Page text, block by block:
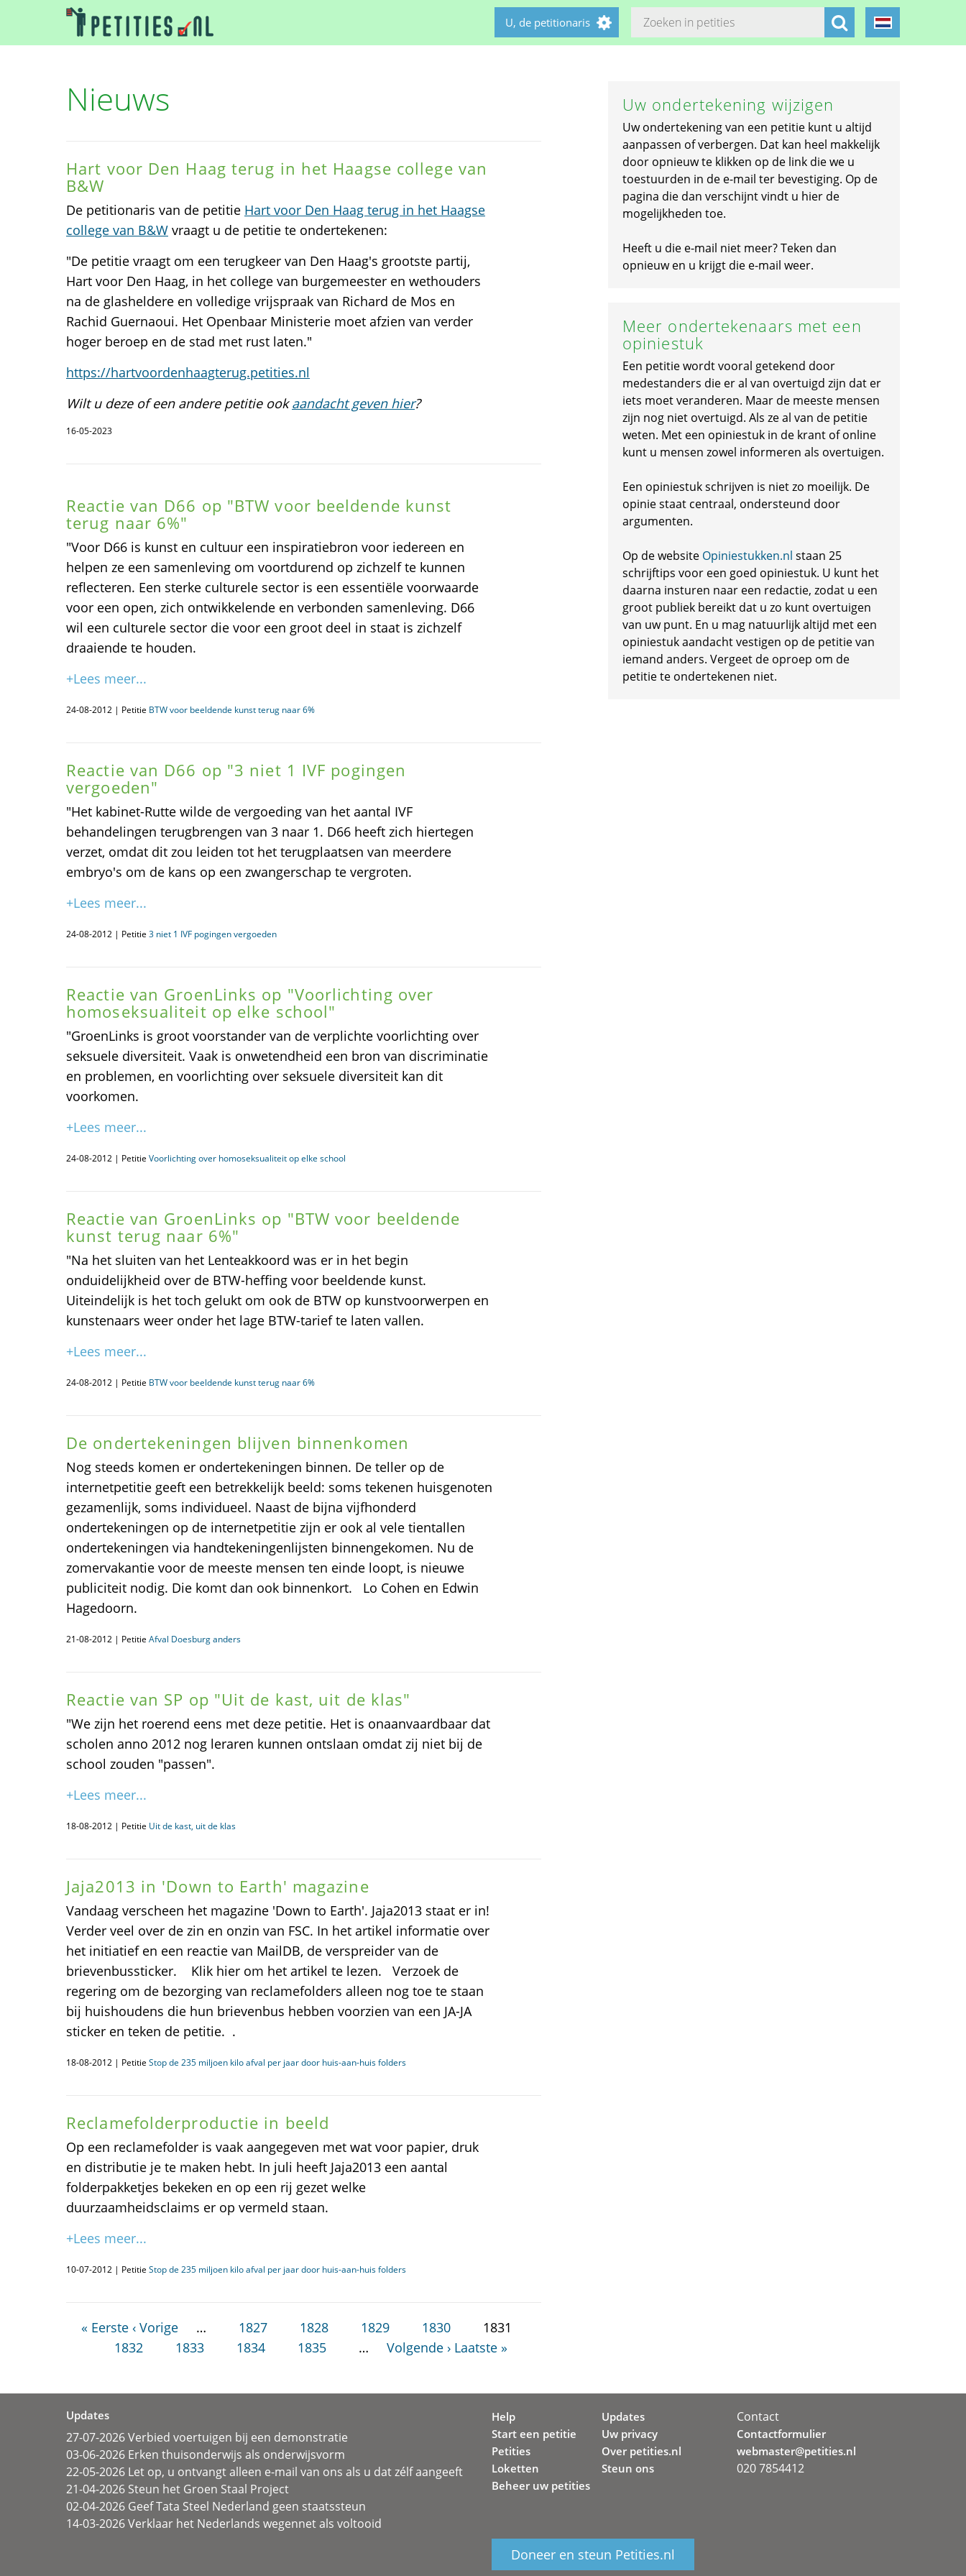
U, de petitionaris
Nieuws
Hart voor Den Haag terug in het Haagse college van
B&W
De petitionaris van de petitie Hart voor Den Haag terug in het Haagse
college van B&W vraagt u de petitie te ondertekenen:
"De petitie vraagt om een terugkeer van Den Haag's grootste partij,
Hart voor Den Haag, in het college van burgemeester en wethouders
na de glasheldere en volledige vrijspraak van Richard de Mos en
Rachid Guernaoui. Het Openbaar Ministerie moet afzien van verder
hoger beroep en de stad met rust laten."
https://hartvoordenhaagterug.petities.nl
Wilt u deze of een andere petitie ookaandacht geven hier?
16-05-2023
Reactie van D66 op "BTW voor beeldende kunst
terug naar 6%"
"Voor D66 is kunst en cultuur een inspiratiebron voor iedereen en
helpen ze een samenleving om voortdurend op zichzelf te kunnen
reflecteren. Een sterke culturele sector is een essentiële voorwaarde
voor een open, zich ontwikkelende en verbonden samenleving. D66
wil een culturele sector die voor een groot deel in staat is zichzelf
draaiende te houden.
+Lees meer...
24-08-2012 | Petitie BTW voor beeldende kunst terug naar 6%
Reactie van D66 op "3 niet 1 IVF pogingen
vergoeden"
"Het kabinet-Rutte wilde de vergoeding van het aantal IVF
behandelingen terugbrengen van 3 naar 1. D66 heeft zich hiertegen
verzet, omdat dit zou leiden tot het terugplaatsen van meerdere
embryo's om de kans op een zwangerschap te vergroten.
+Lees meer...
24-08-2012 | Petitie 3 niet 1 IVF pogingen vergoeden
Reactie van GroenLinks op "Voorlichting over
homoseksualiteit op elke school"
"GroenLinks is groot voorstander van de verplichte voorlichting over
seksuele diversiteit. Vaak is onwetendheid een bron van discriminatie
en problemen, en voorlichting over seksuele diversiteit kan dit
voorkomen.
+Lees meer...
24-08-2012 | Petitie Voorlichting over homoseksualiteit op elke school
Reactie van GroenLinks op "BTW voor beeldende
kunst terug naar 6%"
"Na het sluiten van het Lenteakkoord was er in het begin
onduidelijkheid over de BTW-heffing voor beeldende kunst.
Uiteindelijk is het toch gelukt om ook de BTW op kunstvoorwerpen en
kunstenaars weer onder het lage BTW-tarief te laten vallen.
+Lees meer...
24-08-2012 | Petitie BTW voor beeldende kunst terug naar 6%
De ondertekeningen blijven binnenkomen
Nog steeds komen er ondertekeningen binnen. De teller op de
internetpetitie geeft een betrekkelijk beeld: soms tekenen huisgenoten
gezamenlijk, soms individueel. Naast de bijna vijfhonderd
ondertekeningen op de internetpetitie zijn er ook al vele tientallen
ondertekeningen via handtekeningenlijsten binnengekomen. Nu de
zomervakantie voor de meeste mensen ten einde loopt, is nieuwe
publiciteit nodig. Die komt dan ook binnenkort. Lo Cohen en Edwin
Hagedoorn.
21-08-2012 | Petitie Afval Doesburg anders
Reactie van SP op "Uit de kast, uit de klas"
"We zijn het roerend eens met deze petitie. Het is onaanvaardbaar dat
scholen anno 2012 nog leraren kunnen ontslaan omdat zij niet bij de
school zouden "passen".
+Lees meer...
18-08-2012 | Petitie Uit de kast, uit de klas
Jaja2013 in 'Down to Earth' magazine
Vandaag verscheen het magazine 'Down to Earth'. Jaja2013 staat er in!
Verder veel over de zin en onzin van FSC. In het artikel informatie over
het initiatief en een reactie van MailDB, de verspreider van de
brievenbussticker. Klik hier om het artikel te lezen. Verzoek de
regering om de bezorging van reclamefolders alleen nog toe te staan
bij huishoudens die hun brievenbus hebben voorzien van een JA-JA
sticker en teken de petitie. .
18-08-2012 | Petitie Stop de 235 miljoen kilo afval per jaar door huis-aan-huis folders
Reclamefolderproductie in beeld
Op een reclamefolder is vaak aangegeven met wat voor papier, druk
en distributie je te maken hebt. In juli heeft Jaja2013 een aantal
folderpakketjes bekeken en op een rij gezet welke
duurzaamheidsclaims er op vermeld staan.
+Lees meer...
10-07-2012 | Petitie Stop de 235 miljoen kilo afval per jaar door huis-aan-huis folders
« Eerste ‹ Vorige … 1827 1828 1829 1830
1831
1832
1833 1834 1835 … Volgende › Laatste »
Uw ondertekening wijzigen
Uw ondertekening van een petitie kunt u altijd
aanpassen of verbergen. Dat kan heel makkelijk
door opnieuw te klikken op de link die we u
toestuurden in de e-mail ter bevestiging. Op de
pagina die dan verschijnt vindt u hier de
mogelijkheden toe.
Heeft u die e-mail niet meer? Teken dan
opnieuw en u krijgt die e-mail weer.
Meer ondertekenaars met een
opiniestuk
Een petitie wordt vooral getekend door
medestanders die er al van overtuigd zijn dat er
iets moet veranderen. Maar de meeste mensen
zijn nog niet overtuigd. Als ze al van de petitie
weten. Met een opiniestuk in de krant of online
kunt u mensen zowel informeren als overtuigen.
Een opiniestuk schrijven is niet zo moeilijk. De
opinie staat centraal, ondersteund door
argumenten.
Op de website Opiniestukken.nl staan 25
schrijftips voor een goed opiniestuk. U kunt het
daarna insturen naar een redactie, zodat u een
groot publiek bereikt dat u zo kunt overtuigen
van uw punt. En u mag natuurlijk altijd met een
opiniestuk aandacht vestigen op de petitie van
iemand anders. Vergeet de oproep om de
petitie te ondertekenen niet.
Updates
27-07-2026 Verbied voertuigen bij een demonstratie
03-06-2026 Erken thuisonderwijs als onderwijsvorm
22-05-2026 Let op, u ontvangt alleen e-mail van ons als u dat zélf aangeeft
21-04-2026 Steun het Groen Staal Project
02-04-2026 Geef Tata Steel Nederland geen staatssteun
14-03-2026 Verklaar het Nederlands wegennet als voltooid
Help
Start een petitie
Petities
Loketten
Beheer uw petities
Updates
Uw privacy
Over petities.nl
Steun ons
Doneer en steun Petities.nl
Contact
Contactformulier
webmaster@petities.nl
020 7854412